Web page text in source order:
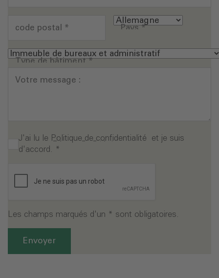
code postal * Pays*
Type de bâtiment*
Votre message :
J'ai lu le Politique de confidentialité et je suis
d'accord. *
Les champs marqués d'un * sont obligatoires.
Envoyer